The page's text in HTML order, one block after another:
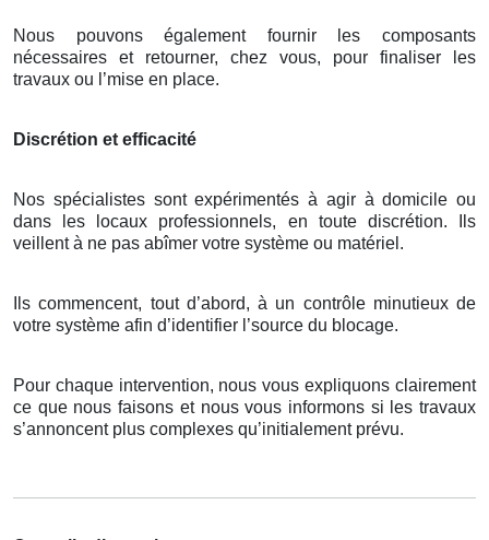
Nous pouvons également fournir les composants
nécessaires et retourner, chez vous, pour finaliser les
travaux ou l’mise en place.
Discrétion et efficacité
Nos spécialistes sont expérimentés à agir à domicile ou
dans les locaux professionnels, en toute discrétion. Ils
veillent à ne pas abîmer votre système ou matériel.
Ils commencent, tout d’abord, à un contrôle minutieux de
votre système afin d’identifier l’source du blocage.
Pour chaque intervention, nous vous expliquons clairement
ce que nous faisons et nous vous informons si les travaux
s’annoncent plus complexes qu’initialement prévu.